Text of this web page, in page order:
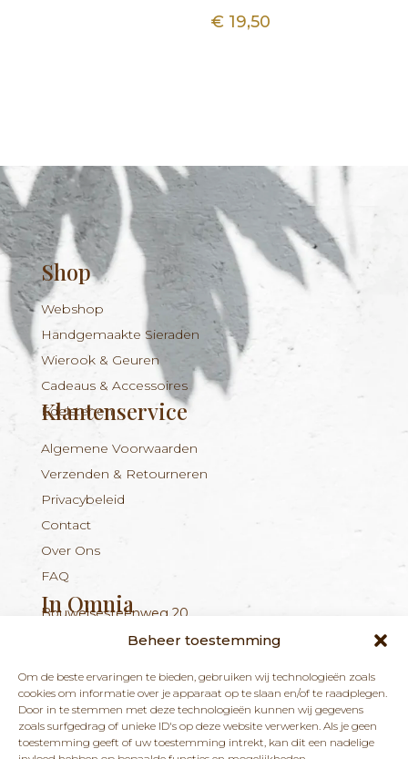
Beheer toestemming
Om de beste ervaringen te bieden, gebruiken wij technologieën zoals
cookies om informatie over je apparaat op te slaan en/of te raadplegen.
Door in te stemmen met deze technologieën kunnen wij gegevens
zoals surfgedrag of unieke ID's op deze website verwerken. Als je geen
toestemming geeft of uw toestemming intrekt, kan dit een nadelige
€ 19,50
Shop
Webshop
Handgemaakte Sieraden
Wierook & Geuren
Cadeaus & Accessoires
Edelstenen
Klantenservice
Algemene Voorwaarden
Verzenden & Retourneren
Privacybeleid
Contact
Over Ons
FAQ
In Omnia
Bouwelsesteenweg 20
BE 1029.893.045
info@inomnia.be
+324 56 96 16 94
Nieuwsbrief
nieuws over onze winkel en praktijk.